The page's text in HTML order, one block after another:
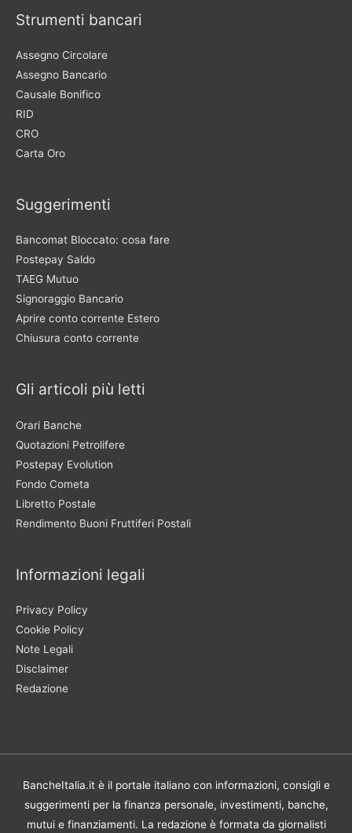
Strumenti bancari
Assegno Circolare
Assegno Bancario
Causale Bonifico
RID
CRO
Carta Oro
Suggerimenti
Bancomat Bloccato: cosa fare
Postepay Saldo
TAEG Mutuo
Signoraggio Bancario
Aprire conto corrente Estero
Chiusura conto corrente
Gli articoli più letti
Orari Banche
Quotazioni Petrolifere
Postepay Evolution
Fondo Cometa
Libretto Postale
Rendimento Buoni Fruttiferi Postali
Informazioni legali
Privacy Policy
Cookie Policy
Note Legali
Disclaimer
Redazione
BancheItalia.it è il portale italiano con informazioni, consigli e
suggerimenti per la finanza personale, investimenti, banche,
mutui e finanziamenti. La redazione è formata da giornalisti